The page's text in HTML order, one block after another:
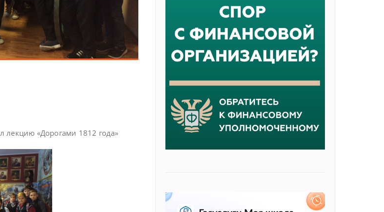
лекцию «Дорогами 1812 года»